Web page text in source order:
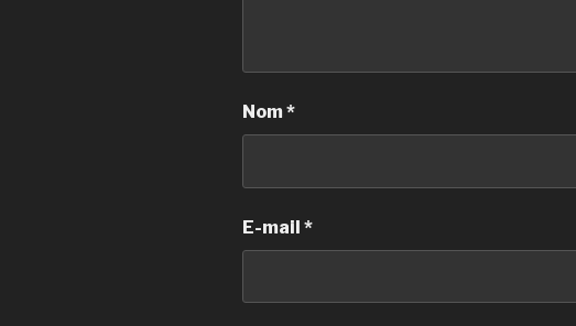
Nom*
E-mail *